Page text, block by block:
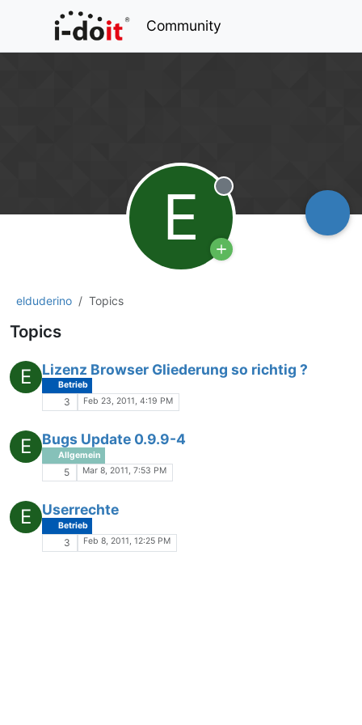
Community
E Offline
elduderino Topics
Topics
E Lizenz Browser Gliederung so richtig ?
Betrieb
3 Feb 23, 2011, 4:19 PM
E Bugs Update 0.9.9-4
Allgemein
5 Mar 8, 2011, 7:53 PM
E Userrechte
Betrieb
3 Feb 8, 2011, 12:25 PM